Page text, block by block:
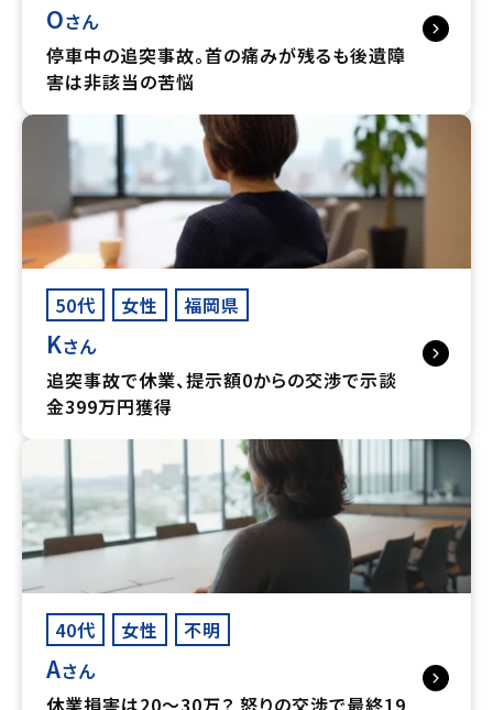
Oさん
停車中の追突事故。首の痛みが残るも後遺障
害は非該当の苦悩
50代 女性 福岡県
Kさん
追突事故で休業、提示額0からの交渉で示談
金399万円獲得
40代 女性 不明
Aさん
休業損害は20～30万？ 怒りの交渉で最終19